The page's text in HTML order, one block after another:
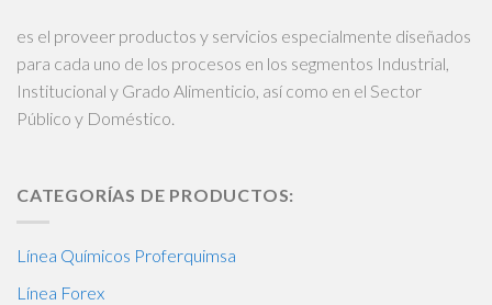
es el proveer productos y servicios especialmente diseñados
para cada uno de los procesos en los segmentos Industrial,
Institucional y Grado Alimenticio, así como en el Sector
Público y Doméstico.
CATEGORÍAS DE PRODUCTOS:
Línea Químicos Proferquimsa
Línea Forex